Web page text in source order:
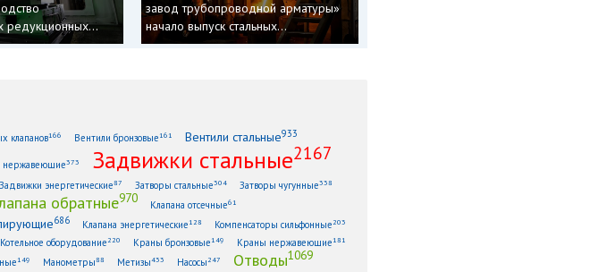
редукционных...
завод трубопроводной арматуры»
начало выпуск стальных...
клапанов166 Вентили бронзовые161 Вентили стальные933
нержавеющие373 Задвижки стальные2167
Задвижки энергетические87 Затворы стальные304 Затворы чугунные338
обратные970 Клапана отсечные61
686 Клапана энергетические128 Компенсаторы сильфонные203
Котельное оборудование220 Краны бронзовые149 Краны нержавеющие181
149 Манометры88 Метизы433 Насосы247 Отводы1069